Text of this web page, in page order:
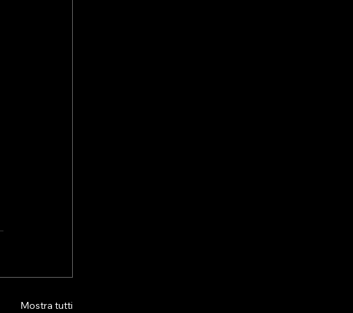
Mostra tutti